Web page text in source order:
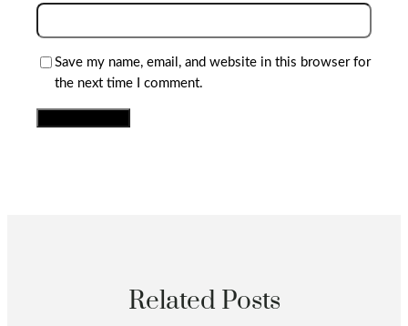
Save my name, email, and website in this browser for
the next time I comment.
Related Posts